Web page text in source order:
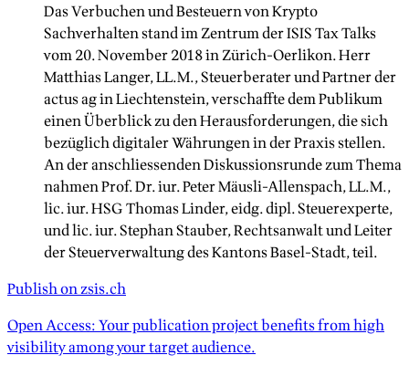
Das Verbuchen und Besteuern von Krypto
Sachverhalten stand im Zentrum der ISIS Tax Talks
vom 20. November 2018 in Zürich-Oerlikon. Herr
Matthias Langer, LL.M., Steuerberater und Partner der
actus ag in Liechtenstein, verschaffte dem Publikum
einen Überblick zu den Herausforderungen, die sich
bezüglich digitaler Währungen in der Praxis stellen.
An der anschliessenden Diskussionsrunde zum Thema
nahmen Prof. Dr. iur. Peter Mäusli-Allenspach, LL.M.,
lic. iur. HSG Thomas Linder, eidg. dipl. Steuerexperte,
und lic. iur. Stephan Stauber, Rechtsanwalt und Leiter
der Steuerverwaltung des Kantons Basel-Stadt, teil.
Publish on zsis.ch
Open Access: Your publication project benefits from high
visibility among your target audience.